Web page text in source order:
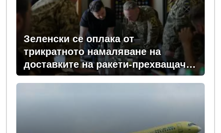
Зеленски се оплака от
трикратното намаляване на
доставките на ракети-прехващачи
от Запада за Киев